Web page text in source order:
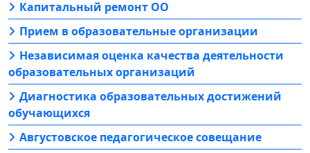
Капитальный ремонт ОО
Прием в образовательные организации
Независимая оценка качества деятельности
образовательных организаций
Диагностика образовательных достижений
обучающихся
Августовское педагогическое совещание